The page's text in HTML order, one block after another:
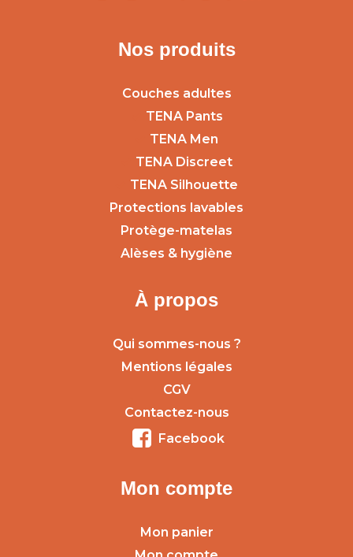
Nos produits
Couches adultes
TENA Pants
TENA Men
TENA Discreet
TENA Silhouette
Protections lavables
Protège-matelas
Alèses & hygiène
À propos
Qui sommes-nous ?
Mentions légales
CGV
Contactez-nous
Facebook
Mon compte
Mon panier